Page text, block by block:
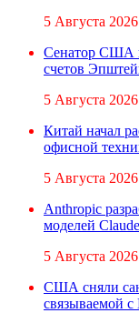
5 Августа 2026
Сенатор США
счетов
5 Августа 2026
Китай начал
офисной
5 Августа 2026
Anthropic
моделей Claude
5 Августа 2026
США сняли
связываемой